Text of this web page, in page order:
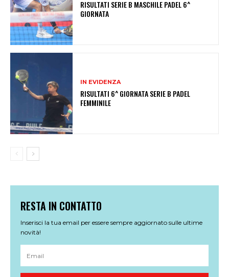
RISULTATI SERIE B MASCHILE PADEL 6^
GIORNATA
IN EVIDENZA
RISULTATI 6^ GIORNATA SERIE B PADEL
FEMMINILE
RESTA IN CONTATTO
Inserisci la tua email per essere sempre aggiornato sulle ultime
novità!